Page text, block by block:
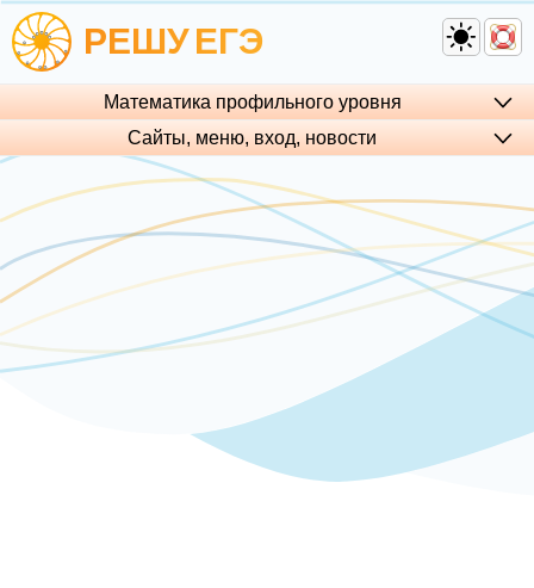
РЕШУЕГЭ
Математика профильного уровня
Сайты, меню, вход, но­во­сти